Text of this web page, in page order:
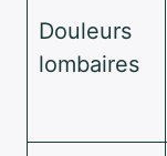
Douleurs
lombaires